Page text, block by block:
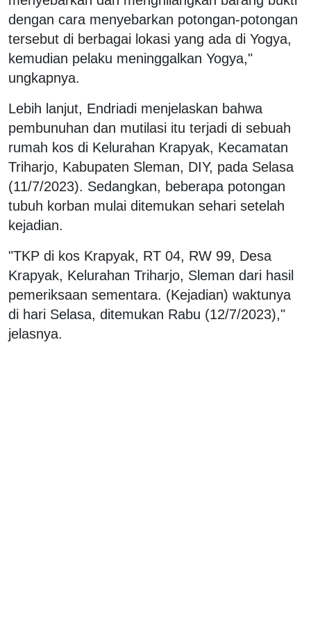
dengan cara menyebarkan potongan-potongan
tersebut di berbagai lokasi yang ada di Yogya,
kemudian pelaku meninggalkan Yogya,"
ungkapnya.
Lebih lanjut, Endriadi menjelaskan bahwa
pembunuhan dan mutilasi itu terjadi di sebuah
rumah kos di Kelurahan Krapyak, Kecamatan
Triharjo, Kabupaten Sleman, DIY, pada Selasa
(11/7/2023). Sedangkan, beberapa potongan
tubuh korban mulai ditemukan sehari setelah
kejadian.
"TKP di kos Krapyak, RT 04, RW 99, Desa
Krapyak, Kelurahan Triharjo, Sleman dari hasil
pemeriksaan sementara. (Kejadian) waktunya
di hari Selasa, ditemukan Rabu (12/7/2023),"
jelasnya.